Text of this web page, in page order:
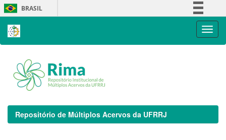
Skip
navigation
BRASIL
Repositório de Múltiplos Acervos da UFRRJ